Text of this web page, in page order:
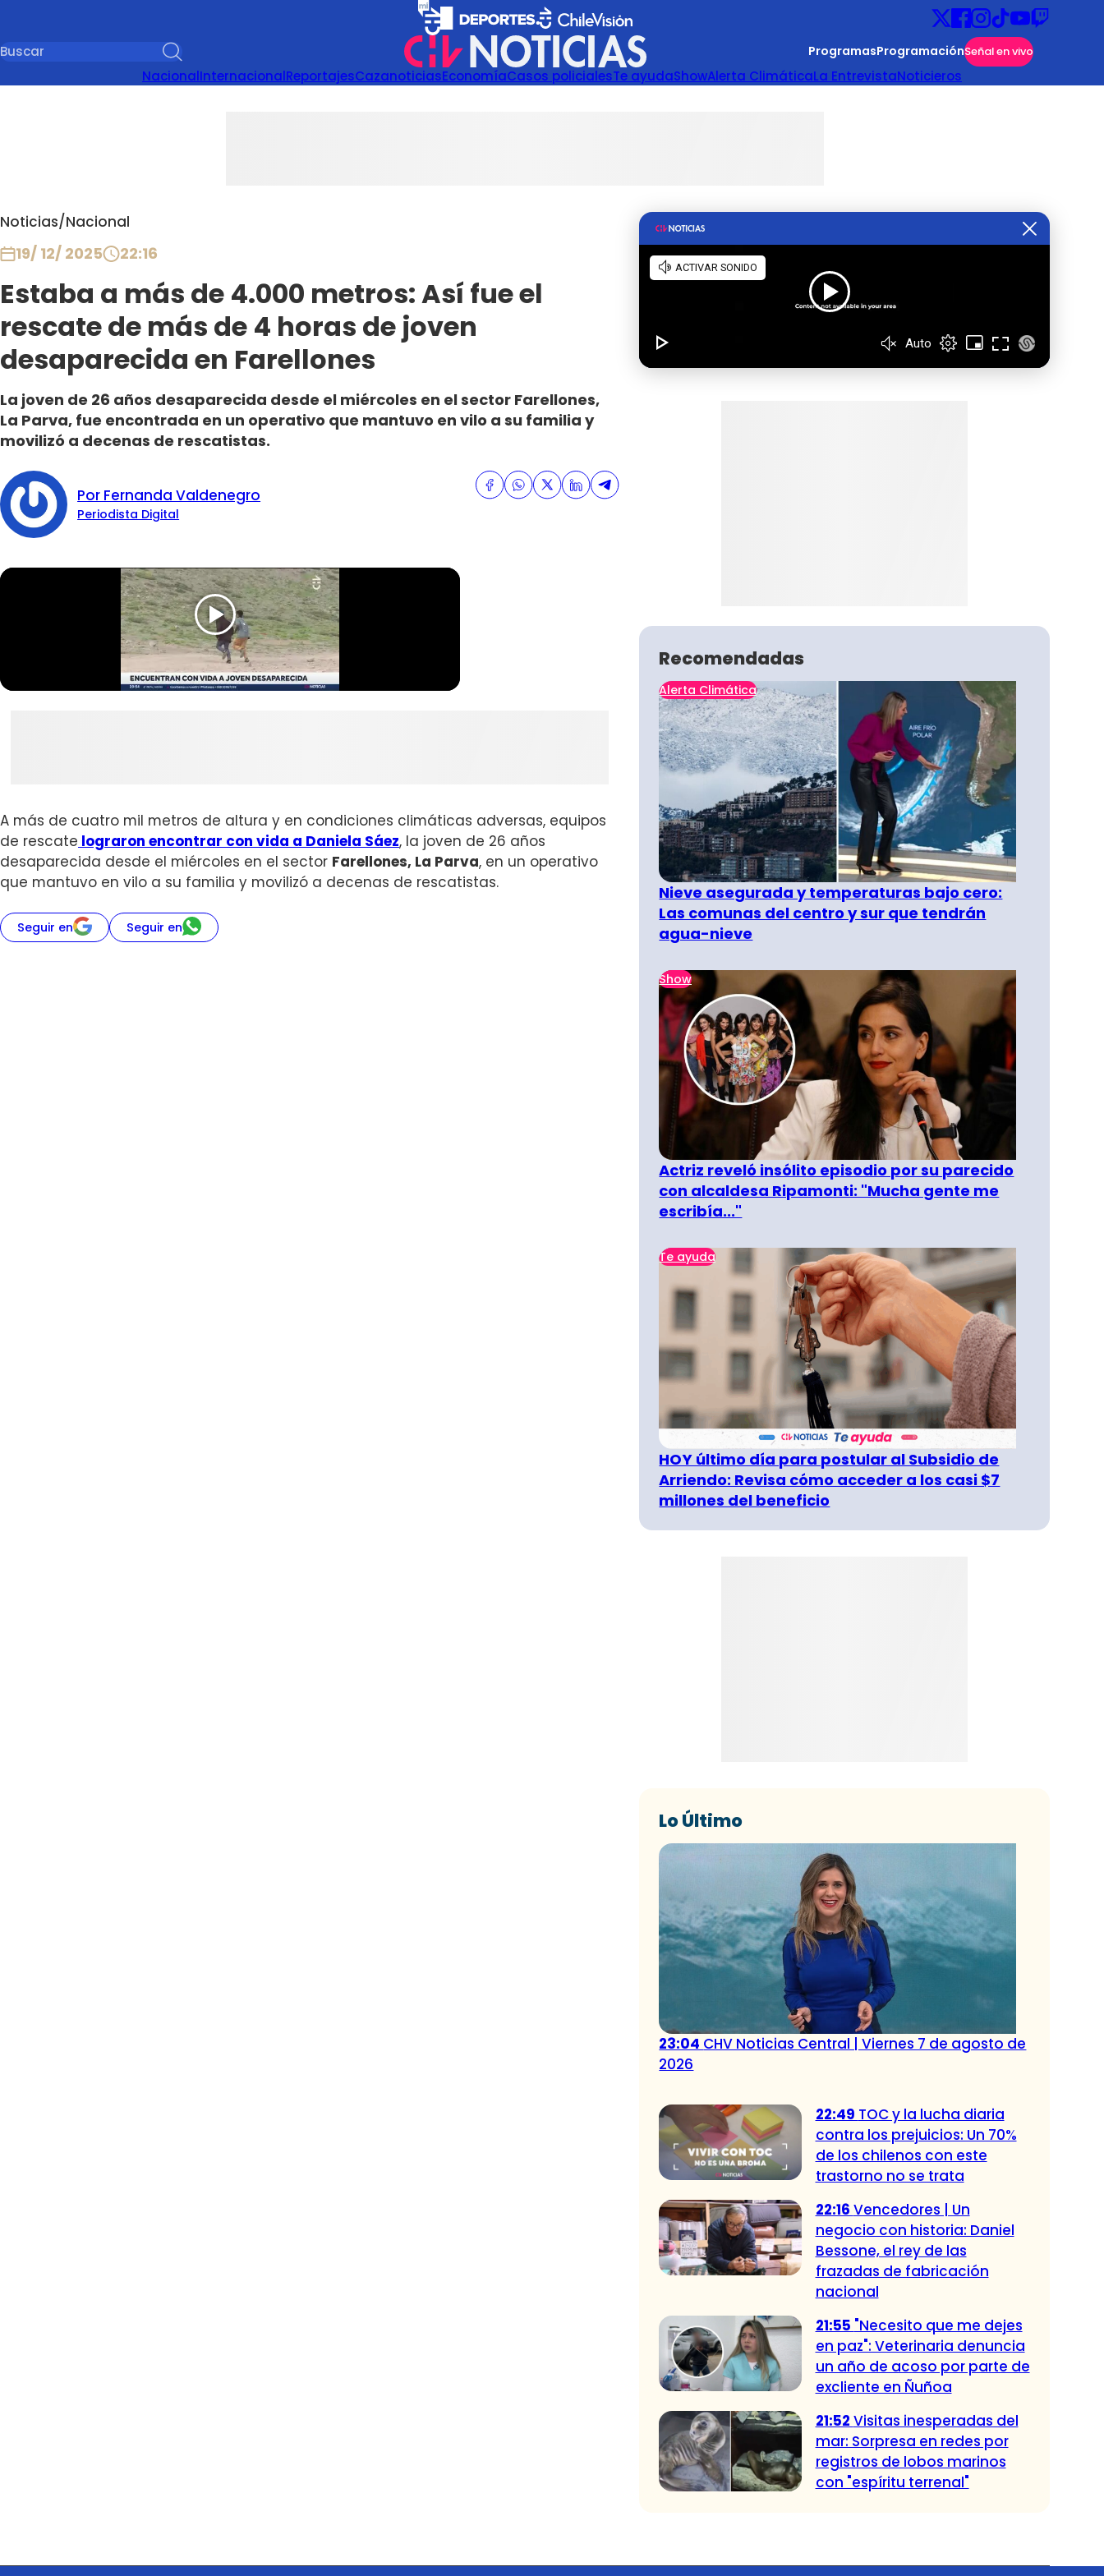
ProgramasProgramaciónSeñal en vivo
NacionalInternacionalReportajesCazanoticiasEconomíaCasos policialesTe ayudaShowAlerta ClimáticaLa EntrevistaNoticieros
Noticias/Nacional
19/ 12/ 2025 22:16
Estaba a más de 4.000 metros: Así fue el
rescate de más de 4 horas de joven
desaparecida en Farellones
La joven de 26 años desaparecida desde el miércoles en el sector Farellones,
La Parva, fue encontrada en un operativo que mantuvo en vilo a su familia y
movilizó a decenas de rescatistas.
Por Fernanda Valdenegro
Periodista Digital
A más de cuatro mil metros de altura y en condiciones climáticas adversas, equipos
de rescate lograron encontrar con vida a Daniela Sáez, la joven de 26 años
desaparecida desde el miércoles en el sector Farellones, La Parva, en un operativo
que mantuvo en vilo a su familia y movilizó a decenas de rescatistas.
Seguir en Seguir en
Recomendadas
Alerta Climática
Nieve asegurada y temperaturas bajo cero:
Las comunas del centro y sur que tendrán
agua-nieve
Show
Actriz reveló insólito episodio por su parecido
con alcaldesa Ripamonti: "Mucha gente me
escribía..."
Te ayuda
HOY último día para postular al Subsidio de
Arriendo: Revisa cómo acceder a los casi $7
millones del beneficio
Lo Último
23:04 CHV Noticias Central | Viernes 7 de agosto de
2026
22:49 TOC y la lucha diaria
contra los prejuicios: Un 70%
de los chilenos con este
trastorno no se trata
22:16 Vencedores | Un
negocio con historia: Daniel
Bessone, el rey de las
frazadas de fabricación
nacional
21:55 "Necesito que me dejes
en paz": Veterinaria denuncia
un año de acoso por parte de
excliente en Ñuñoa
21:52 Visitas inesperadas del
mar: Sorpresa en redes por
registros de lobos marinos
con "espíritu terrenal"